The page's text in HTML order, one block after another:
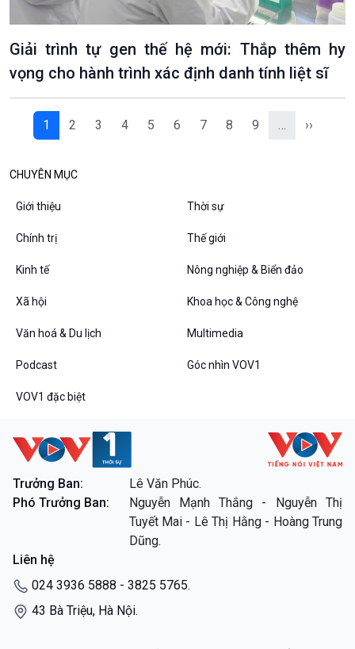
Giải trình tự gen thế hệ mới: Thắp thêm hy
vọng cho hành trình xác định danh tính liệt sĩ
1 2 3 4 5 6 7 8 9 … ››
CHUYÊN MỤC
Giới thiệu Thời sự
Chính trị Thế giới
Kinh tế Nông nghiệp & Biển đảo
Xã hội Khoa học & Công nghệ
Văn hoá & Du lịch Multimedia
Podcast Góc nhìn VOV1
VOV1 đặc biệt
Trưởng Ban:
Lê Văn Phúc.
Phó Trưởng Ban:
Nguyễn Mạnh Thắng - Nguyễn Thị
Tuyết Mai - Lê Thị Hằng - Hoàng Trung
Dũng.
Liên hệ
024 3936 5888 - 3825 5765.
43 Bà Triệu, Hà Nội.